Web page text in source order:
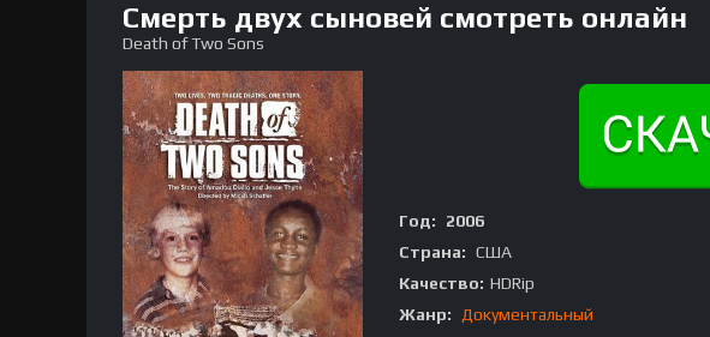
Смерть двух сыновей смотреть онлайн
Death of Two Sons
Год:
2006
Страна: США
Качество: HDRip
Жанр:
Документальный